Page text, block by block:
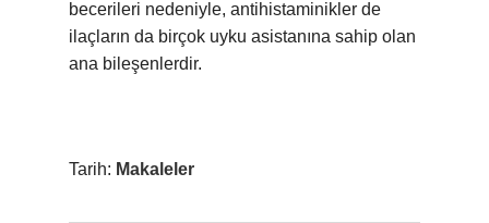
becerileri nedeniyle, antihistaminikler de
ilaçların da birçok uyku asistanına sahip olan
ana bileşenlerdir.
Tarih: Makaleler